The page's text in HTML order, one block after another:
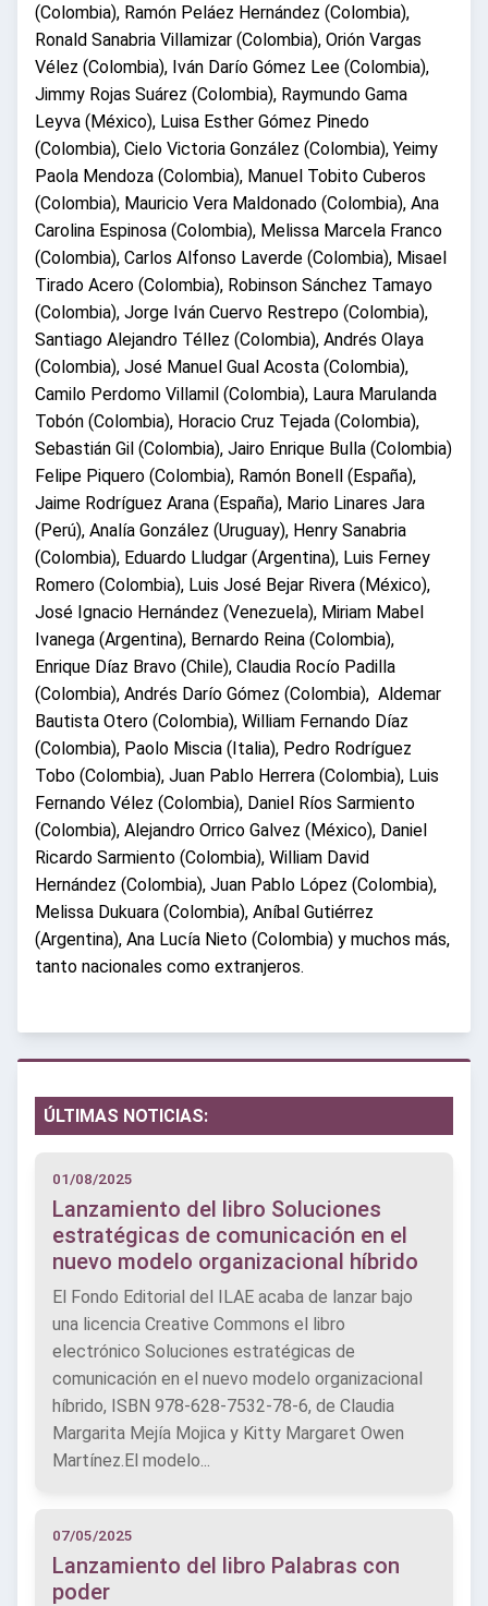
(Colombia), Ramón Peláez Hernández (Colombia),
Ronald Sanabria Villamizar (Colombia), Orión Vargas
Vélez (Colombia), Iván Darío Gómez Lee (Colombia),
Jimmy Rojas Suárez (Colombia), Raymundo Gama
Leyva (México), Luisa Esther Gómez Pinedo
(Colombia), Cielo Victoria González (Colombia), Yeimy
Paola Mendoza (Colombia), Manuel Tobito Cuberos
(Colombia), Mauricio Vera Maldonado (Colombia), Ana
Carolina Espinosa (Colombia), Melissa Marcela Franco
(Colombia), Carlos Alfonso Laverde (Colombia), Misael
Tirado Acero (Colombia), Robinson Sánchez Tamayo
(Colombia), Jorge Iván Cuervo Restrepo (Colombia),
Santiago Alejandro Téllez (Colombia), Andrés Olaya
(Colombia), José Manuel Gual Acosta (Colombia),
Camilo Perdomo Villamil (Colombia), Laura Marulanda
Tobón (Colombia), Horacio Cruz Tejada (Colombia),
Sebastián Gil (Colombia), Jairo Enrique Bulla (Colombia)
Felipe Piquero (Colombia), Ramón Bonell (España),
Jaime Rodríguez Arana (España), Mario Linares Jara
(Perú), Analía González (Uruguay), Henry Sanabria
(Colombia), Eduardo Lludgar (Argentina), Luis Ferney
Romero (Colombia), Luis José Bejar Rivera (México),
José Ignacio Hernández (Venezuela), Miriam Mabel
Ivanega (Argentina), Bernardo Reina (Colombia),
Enrique Díaz Bravo (Chile), Claudia Rocío Padilla
(Colombia), Andrés Darío Gómez (Colombia), Aldemar
Bautista Otero (Colombia), William Fernando Díaz
(Colombia), Paolo Miscia (Italia), Pedro Rodríguez
Tobo (Colombia), Juan Pablo Herrera (Colombia), Luis
Fernando Vélez (Colombia), Daniel Ríos Sarmiento
(Colombia), Alejandro Orrico Galvez (México), Daniel
Ricardo Sarmiento (Colombia), William David
Hernández (Colombia), Juan Pablo López (Colombia),
Melissa Dukuara (Colombia), Aníbal Gutiérrez
(Argentina), Ana Lucía Nieto (Colombia) y muchos más,
tanto nacionales como extranjeros.
ÚLTIMAS NOTICIAS:
01/08/2025
Lanzamiento del libro Soluciones
estratégicas de comunicación en el
nuevo modelo organizacional híbrido
El Fondo Editorial del ILAE acaba de lanzar bajo
una licencia Creative Commons el libro
electrónico Soluciones estratégicas de
comunicación en el nuevo modelo organizacional
híbrido, ISBN 978-628-7532-78-6, de Claudia
Margarita Mejía Mojica y Kitty Margaret Owen
Martínez.El modelo...
07/05/2025
Lanzamiento del libro Palabras con
poder